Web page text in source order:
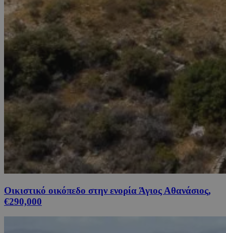
Οικιστικό οικόπεδο στην ενορία Άγιος Αθανάσιος,
€290,000